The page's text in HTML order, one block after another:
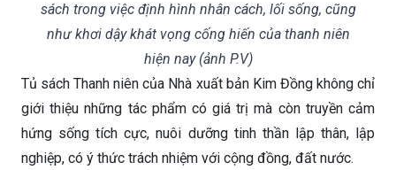
sách trong việc định hình nhân cách, lối sống, cũng
như khơi dậy khát vọng cống hiến của thanh niên
hiện nay (ảnh P.V)
Tủ sách Thanh niên của Nhà xuất bản Kim Đồng không chỉ
giới thiệu những tác phẩm có giá trị mà còn truyền cảm
hứng sống tích cực, nuôi dưỡng tinh thần lập thân, lập
nghiệp, có ý thức trách nhiệm với cộng đồng, đất nước.